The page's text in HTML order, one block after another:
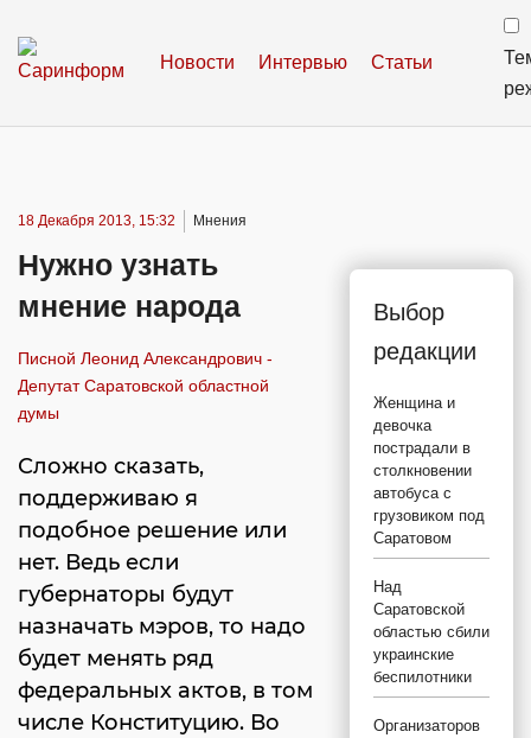
Новости Интервью Статьи
18 Декабря 2013, 15:32 Мнения
Нужно узнать
мнение народа
Писной Леонид Александрович -
Депутат Саратовской областной
думы
Сложно сказать,
поддерживаю я
подобное решение или
нет. Ведь если
губернаторы будут
назначать мэров, то надо
будет менять ряд
федеральных актов, в том
числе Конституцию. Во
Выбор
редакции
Женщина и
девочка
пострадали в
столкновении
автобуса с
грузовиком под
Саратовом
Над
Саратовской
областью сбили
украинские
беспилотники
Организаторов